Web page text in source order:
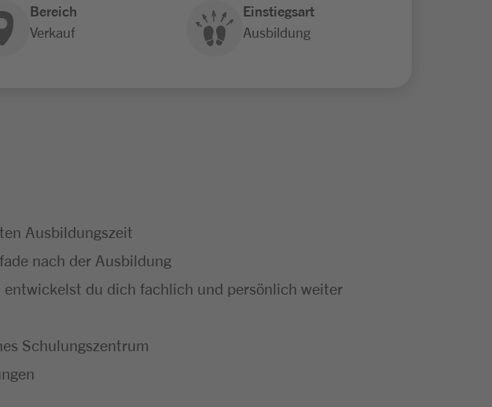
Bereich
Verkauf
Einstiegsart
Ausbildung
Ausbildungszeit
nach der Ausbildung
du dich fachlich und persönlich weiter
Schulungszentrum